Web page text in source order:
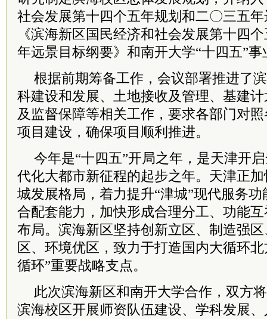
社会发展第十四个五年规划和二〇三五
《滨海新区国民经济和社会发展第十四
年远景目标纲要》和南开大学“十四五”
根据前期筹备工作，会议部署推进了
科建设和发展、土地接收及管理、基建
及监督保障等相关工作，要求各部门对
项目建设，确保项目顺利推进。
今年是“十四五”开局之年，是天津开
代化大都市新征程的起步之年。天津正加
城发展格局，着力提升“津城”现代服务
合配套能力，加快形成合理分工、功能
布局。滨海新区坚持创新立区、制造强
区、环境优区，致力于打造国内大循环
循环”重要战略支点。
此次滨海新区和南开大学合作，双方
滨海校区开展师资队伍建设、学科发展